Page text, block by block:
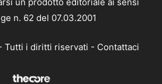
n. 62 del 07.03.2001
Tutti i diritti riservati - Contattaci